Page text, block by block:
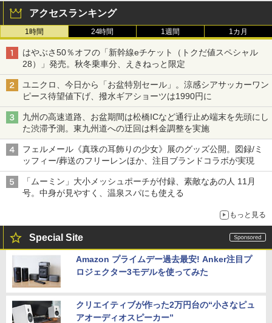
アクセスランキング
1時間 24時間 1週間 1カ月
はやぶさ50％オフの「新幹線eチケット（トクだ値スペシャル
28）」発売。秋冬乗車分、えきねっと限定
ユニクロ、今日から「お盆特別セール」。涼感シアサッカーワン
ピース待望値下げ、撥水ギアショーツは1990円に
九州の高速道路、お盆期間は松橋ICなど通行止め端末を先頭にし
た渋滞予測。東九州道への迂回は料金調整を実施
フェルメール《真珠の耳飾りの少女》展のグッズ公開。図録/ミ
ッフィー/葬送のフリーレンほか、注目ブランドコラボが実現
「ムーミン」大小メッシュポーチが付録、素敵なあの人 11月
号。中身が見やすく、温泉スパにも使える
もっと見る
Special Site
Amazon プライムデー過去最安! Anker注目プ
ロジェクター3モデルを使ってみた
クリエイティブが作った2万円台の“小さなピュ
アオーディオスピーカー”